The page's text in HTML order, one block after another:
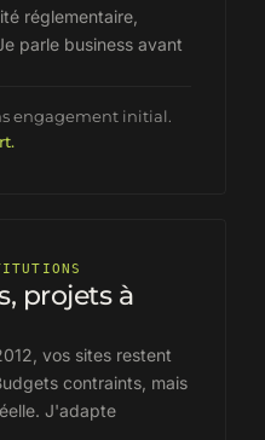
réglementaire,
parle business avant
engagement initial.
projets à
vos sites restent
contraints, mais
J'adapte